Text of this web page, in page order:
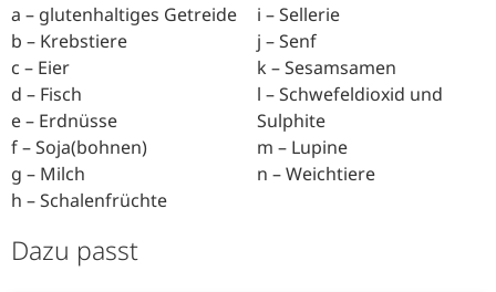
a – glutenhaltiges Getreide
b – Krebstiere
c – Eier
d – Fisch
e – Erdnüsse
f – Soja(bohnen)
g – Milch
h – Schalenfrüchte
i – Sellerie
j – Senf
k – Sesamsamen
l – Schwefeldioxid und
Sulphite
m – Lupine
n – Weichtiere
Dazu passt